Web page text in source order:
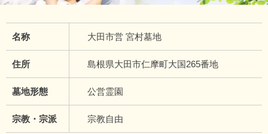
名称 大田市営 宮村墓地
住所 島根県大田市仁摩町大国265番地
墓地形態 公営霊園
宗教・宗派 宗教自由